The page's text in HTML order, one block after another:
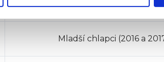
Mladší chlapci (2016 a